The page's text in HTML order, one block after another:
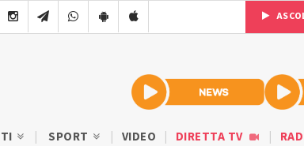
SPORT VIDEO DIRETTA TV